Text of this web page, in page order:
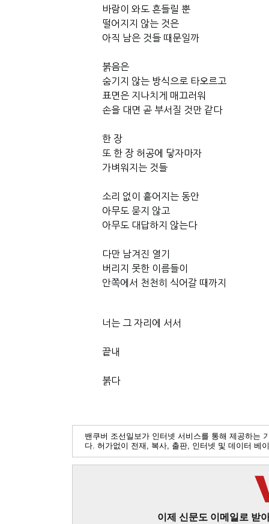
바람이 와도 흔들릴 뿐
떨어지지 않는 것은
아직 남은 것들 때문일까
붉음은
숨기지 않는 방식으로 타오르고
표면은 지나치게 매끄러워
손을 대면 곧 부서질 것만 같다
한 장
또 한 장 허공에 닿자마자
가벼워지는 것들
소리 없이 흩어지는 동안
아무도 묻지 않고
아무도 대답하지 않는다
다만 남겨진 열기
버리지 못한 이름들이
안쪽에서 천천히 식어갈 때까지
너는 그 자리에 서서
끝내
붉다
밴쿠버 조선일보가 인터넷 서비스를 통해 제공하는
다. 허가없이 전재, 복사, 출판, 인터넷 및 데이터 베
이제 신문도 이메일로 받